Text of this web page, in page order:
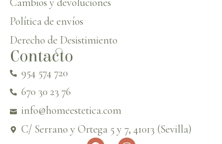
Cambios y devoluciones
Política de envíos
Derecho de Desistimiento
Contacto
954 574 720
670 30 23 76
info@homeestetica.com
C/ Serrano y Ortega 5 y 7, 41013 (Sevilla)